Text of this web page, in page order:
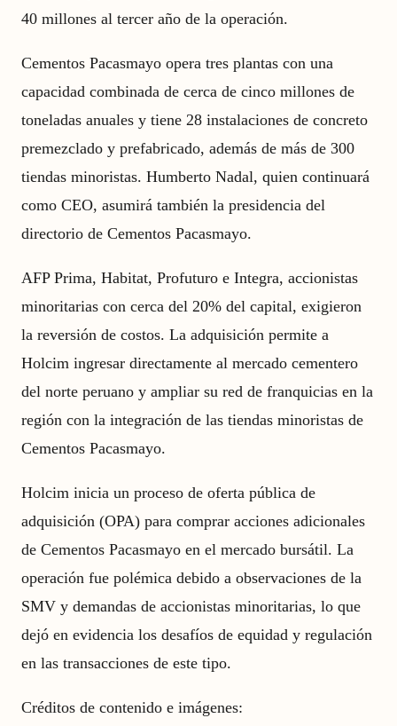
40 millones al tercer año de la operación.
Cementos Pacasmayo opera tres plantas con una
capacidad combinada de cerca de cinco millones de
toneladas anuales y tiene 28 instalaciones de concreto
premezclado y prefabricado, además de más de 300
tiendas minoristas. Humberto Nadal, quien continuará
como CEO, asumirá también la presidencia del
directorio de Cementos Pacasmayo.
AFP Prima, Habitat, Profuturo e Integra, accionistas
minoritarias con cerca del 20% del capital, exigieron
la reversión de costos. La adquisición permite a
Holcim ingresar directamente al mercado cementero
del norte peruano y ampliar su red de franquicias en la
región con la integración de las tiendas minoristas de
Cementos Pacasmayo.
Holcim inicia un proceso de oferta pública de
adquisición (OPA) para comprar acciones adicionales
de Cementos Pacasmayo en el mercado bursátil. La
operación fue polémica debido a observaciones de la
SMV y demandas de accionistas minoritarias, lo que
dejó en evidencia los desafíos de equidad y regulación
en las transacciones de este tipo.
Créditos de contenido e imágenes: